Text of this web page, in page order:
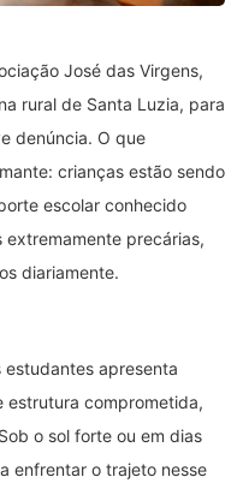
José das Virgens,
rural de Santa Luzia, para
denúncia. O que
crianças estão sendo
escolar conhecido
extremamente precárias,
diariamente.
apresenta
estrutura comprometida,
o sol forte ou em dias
enfrentar o trajeto nesse